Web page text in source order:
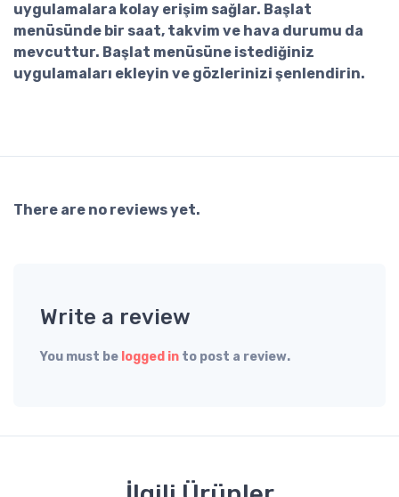
uygulamalara kolay erişim sağlar. Başlat
menüsünde bir saat, takvim ve hava durumu da
mevcuttur. Başlat menüsüne istediğiniz
uygulamaları ekleyin ve gözlerinizi şenlendirin.
There are no reviews yet.
Write a review
You must be logged in to post a review.